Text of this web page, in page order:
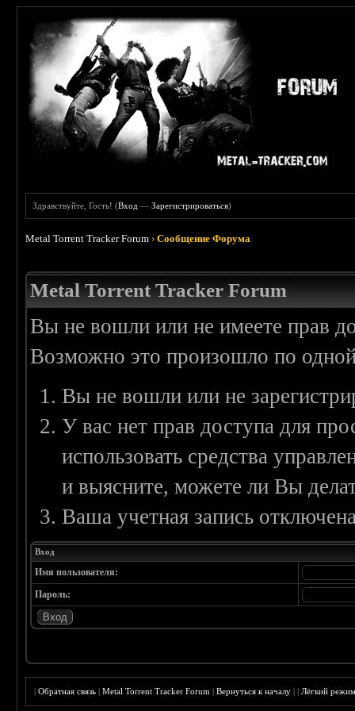
Здравствуйте, Гость! (Вход —Зарегистрироваться)
Metal Torrent Tracker Forum ›Сообщение Форума
Metal Torrent Tracker Forum
Вы не вошли или не имеете прав
Возможно это произошло по
Вы не вошли или не
У вас нет прав доступа для
использовать средства
и выясните, можете ли Вы
Ваша учетная запись
Вход
Имя пользователя:
Пароль:
|Обратная связь |Metal Torrent Tracker Forum |Вернуться к началу ||Лёгкий